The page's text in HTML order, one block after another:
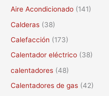
o
r
:
Aire Acondicionado (141)
Calderas (38)
Calefacción (173)
Calentador eléctrico (38)
calentadores (48)
Calentadores de gas (42)